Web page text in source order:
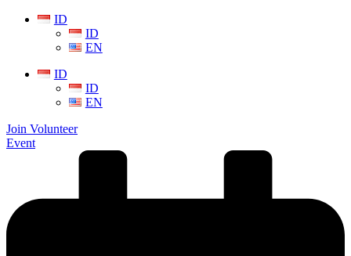
ID
ID
EN
ID
ID
EN
Join Volunteer
Event